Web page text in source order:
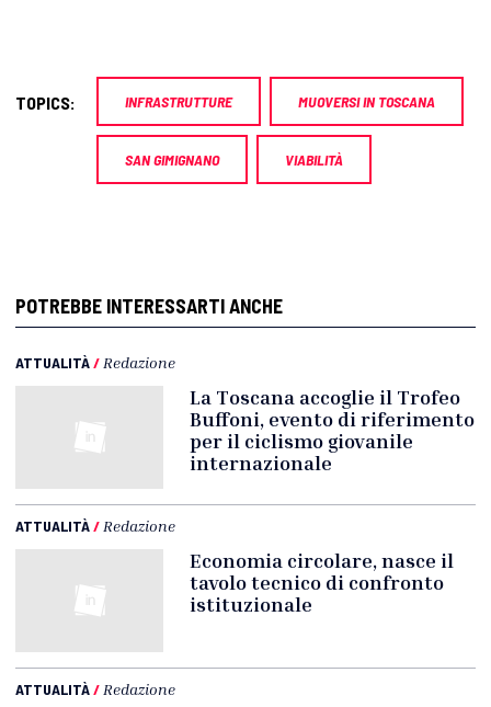
TOPICS: INFRASTRUTTURE MUOVERSI IN TOSCANA
SAN GIMIGNANO VIABILITÀ
POTREBBE INTERESSARTI ANCHE
ATTUALITÀ/ Redazione
La Toscana accoglie il Trofeo
Buffoni, evento di riferimento
per il ciclismo giovanile
internazionale
ATTUALITÀ/ Redazione
Economia circolare, nasce il
tavolo tecnico di confronto
istituzionale
ATTUALITÀ/ Redazione